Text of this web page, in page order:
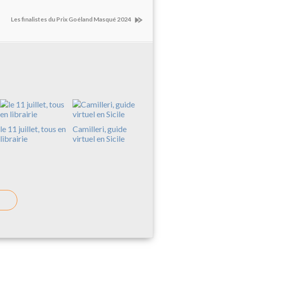
Les finalistes du Prix Goéland Masqué 2024
le 11 juillet, tous en
librairie
Camilleri, guide
virtuel en Sicile